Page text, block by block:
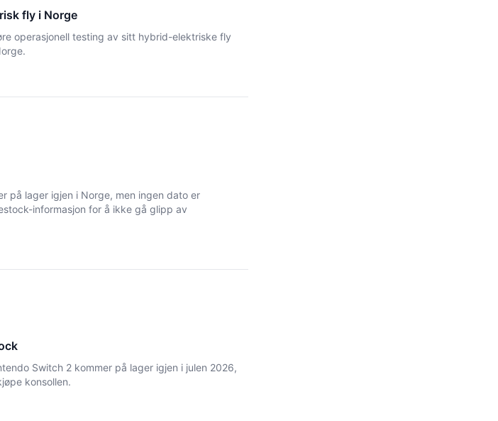
fly i Norge
operasjonell testing av sitt hybrid-elektriske fly
på lager igjen i Norge, men ingen dato er
informasjon for å ikke gå glipp av
Switch 2 kommer på lager igjen i julen 2026,
konsollen.